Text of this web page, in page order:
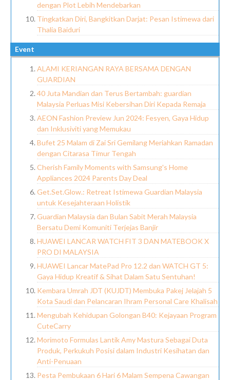
dengan Plot Lebih Mendebarkan
Tingkatkan Diri, Bangkitkan Darjat: Pesan Istimewa dari
Thalia Baiduri
Event
ALAMI KERIANGAN RAYA BERSAMA DENGAN
GUARDIAN
40 Juta Mandian dan Terus Bertambah: guardian
Malaysia Perluas Misi Kebersihan Diri Kepada Remaja
AEON Fashion Preview Jun 2024: Fesyen, Gaya Hidup
dan Inklusiviti yang Memukau
Bufet 25 Malam di Zai Sri Gemilang Meriahkan Ramadan
dengan Citarasa Timur Tengah
Cherish Family Moments with Samsung's Home
Appliances 2024 Parents Day Deal
Get.Set.Glow.: Retreat Istimewa Guardian Malaysia
untuk Kesejahteraan Holistik
Guardian Malaysia dan Bulan Sabit Merah Malaysia
Bersatu Demi Komuniti Terjejas Banjir
HUAWEI LANCAR WATCH FIT 3 DAN MATEBOOK X
PRO DI MALAYSIA
HUAWEI Lancar MatePad Pro 12.2 dan WATCH GT 5:
Gaya Hidup Kreatif & Sihat Dalam Satu Sentuhan!
Kembara Umrah JDT (KUJDT) Membuka Pakej Jelajah 5
Kota Saudi dan Pelancaran Ihram Personal Care Khalisah
Mengubah Kehidupan Golongan B40: Kejayaan Program
CuteCarry
Morimoto Formulas Lantik Amy Mastura Sebagai Duta
Produk, Perkukuh Posisi dalam Industri Kesihatan dan
Anti-Penuaan
Pesta Pembukaan 6 Hari 6 Malam Sempena Cawangan